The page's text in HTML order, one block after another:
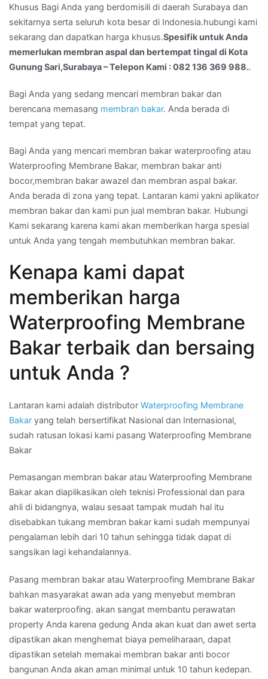
Gunung
Sari,Surabaya
–
Telepon
Kami
082
136
369
Khusus Bagi Anda yang berdomisili di daerah Surabaya dan
sekitarnya serta seluruh kota besar di Indonesia.hubungi kami
sekarang dan dapatkan harga khusus.Spesifik untuk Anda
memerlukan membran aspal dan bertempat tingal di Kota
Gunung Sari,Surabaya – Telepon Kami : 082 136 369 988..
Bagi Anda yang sedang mencari membran bakar dan
berencana memasang membran bakar. Anda berada di
tempat yang tepat.
Bagi Anda yang mencari membran bakar waterproofing atau
Waterproofing Membrane Bakar, membran bakar anti
bocor,membran bakar awazel dan membran aspal bakar.
Anda berada di zona yang tepat. Lantaran kami yakni aplikator
membran bakar dan kami pun jual membran bakar. Hubungi
Kami sekarang karena kami akan memberikan harga spesial
untuk Anda yang tengah membutuhkan membran bakar.
Kenapa kami dapat
memberikan harga
Waterproofing Membrane
Bakar terbaik dan bersaing
untuk Anda ?
Lantaran kami adalah distributor Waterproofing Membrane
Bakar yang telah bersertifikat Nasional dan Internasional,
sudah ratusan lokasi kami pasang Waterproofing Membrane
Bakar
Pemasangan membran bakar atau Waterproofing Membrane
Bakar akan diaplikasikan oleh teknisi Professional dan para
ahli di bidangnya, walau sesaat tampak mudah hal itu
disebabkan tukang membran bakar kami sudah mempunyai
pengalaman lebih dari 10 tahun sehingga tidak dapat di
sangsikan lagi kehandalannya.
Pasang membran bakar atau Waterproofing Membrane Bakar
bahkan masyarakat awan ada yang menyebut membran
bakar waterproofing. akan sangat membantu perawatan
property Anda karena gedung Anda akan kuat dan awet serta
dipastikan akan menghemat biaya pemeliharaan, dapat
dipastikan setelah memakai membran bakar anti bocor
bangunan Anda akan aman minimal untuk 10 tahun kedepan.